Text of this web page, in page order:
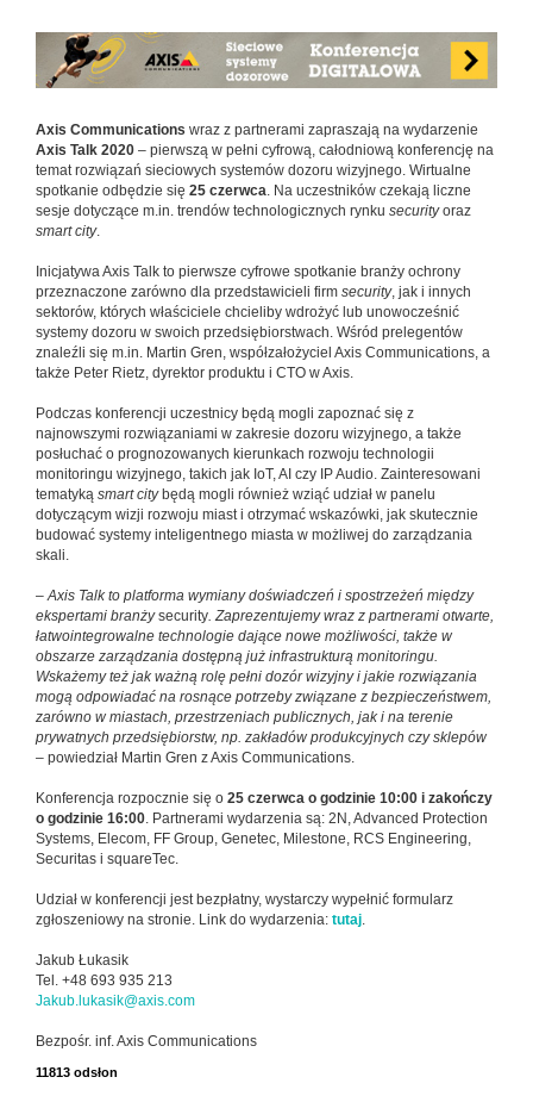
Axis Communications wraz z partnerami zapraszają na wydarzenie
Axis Talk 2020 – pierwszą w pełni cyfrową, całodniową konferencję na
temat rozwiązań sieciowych systemów dozoru wizyjnego. Wirtualne
spotkanie odbędzie się 25 czerwca. Na uczestników czekają liczne
sesje dotyczące m.in. trendów technologicznych rynku securityoraz
smart city.
Inicjatywa Axis Talk to pierwsze cyfrowe spotkanie branży ochrony
przeznaczone zarówno dla przedstawicieli firm security, jak i innych
sektorów, których właściciele chcieliby wdrożyć lub unowocześnić
systemy dozoru w swoich przedsiębiorstwach. Wśród prelegentów
znaleźli się m.in. Martin Gren, współzałożyciel Axis Communications, a
także Peter Rietz, dyrektor produktu i CTO w Axis.
Podczas konferencji uczestnicy będą mogli zapoznać się z
najnowszymi rozwiązaniami w zakresie dozoru wizyjnego, a także
posłuchać o prognozowanych kierunkach rozwoju technologii
monitoringu wizyjnego, takich jak IoT, AI czy IP Audio. Zainteresowani
tematyką smart citybędą mogli również wziąć udział w panelu
dotyczącym wizji rozwoju miast i otrzymać wskazówki, jak skutecznie
budować systemy inteligentnego miasta w możliwej do zarządzania
skali.
–Axis Talk to platforma wymiany doświadczeń i spostrzeżeń między
ekspertami branżysecurity. Zaprezentujemy wraz z partnerami otwarte,
łatwointegrowalne technologie dające nowe możliwości, także w
obszarze zarządzania dostępną już infrastrukturą monitoringu.
Wskażemy też jak ważną rolę pełni dozór wizyjny i jakie rozwiązania
mogą odpowiadać na rosnące potrzeby związane z bezpieczeństwem,
zarówno w miastach, przestrzeniach publicznych, jak i na terenie
prywatnych przedsiębiorstw, np. zakładów produkcyjnych czy sklepów
– powiedział Martin Gren z Axis Communications.
Konferencja rozpocznie się o 25 czerwca o godzinie 10:00 i zakończy
o godzinie 16:00. Partnerami wydarzenia są: 2N, Advanced Protection
Systems, Elecom, FF Group, Genetec, Milestone, RCS Engineering,
Securitas i squareTec.
Udział w konferencji jest bezpłatny, wystarczy wypełnić formularz
zgłoszeniowy na stronie. Link do wydarzenia: tutaj.
Jakub Łukasik
Tel. +48 693 935 213
Jakub.lukasik@axis.com
Bezpośr. inf. Axis Communications
11813 odsłon